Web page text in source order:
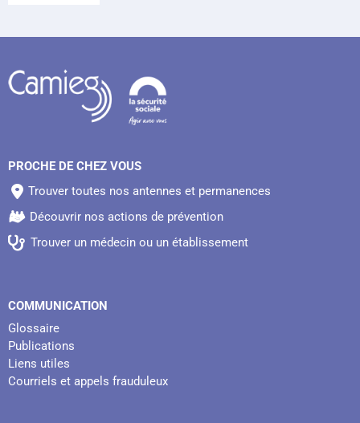
PROCHE DE CHEZ VOUS
Trouver toutes nos antennes et permanences
Découvrir nos actions de prévention
Trouver un médecin ou un établissement
COMMUNICATION
Glossaire
Publications
Liens utiles
Courriels et appels frauduleux